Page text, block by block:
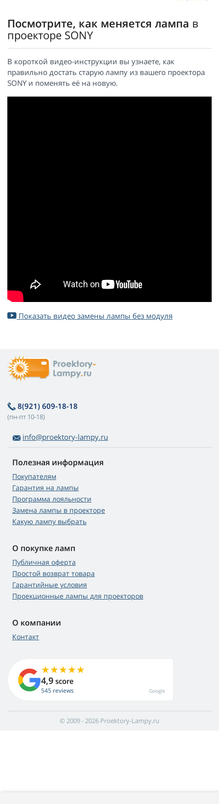
Посмотрите, как меняется лампа в
проекторе SONY
В короткой видео-инструкции вы узнаете, как
правильно достать старую лампу из вашего проектора
SONY и поменять её на новую.
Показать видео замены лампы без модуля
8(921) 609-18-18
(пн-пт 10-18)
info@proektory-lampy.ru
Полезная информация
Покупателям
Гарантия на лампы
Программа лояльности
Замена лампы в проекторе
Какую лампу выбрать
О покупке ламп
Публичная оферта
Простой возврат товара
Гарантийные условия
Проекционные лампы для проекторов
О компании
Контакт
4,9 score
545 reviews Google
© 2009 - 2026 Proektory-Lampy.ru